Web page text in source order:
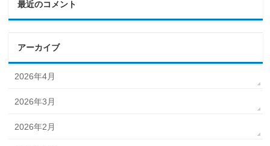
最近のコメント
アーカイブ
2026年4月
2026年3月
2026年2月